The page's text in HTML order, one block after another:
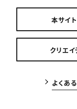
本サイ
クリエ
よくあ